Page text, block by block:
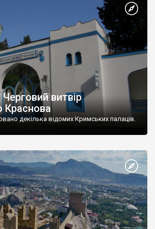
витвір
Краснова
декілька відомих Кримських палаців.